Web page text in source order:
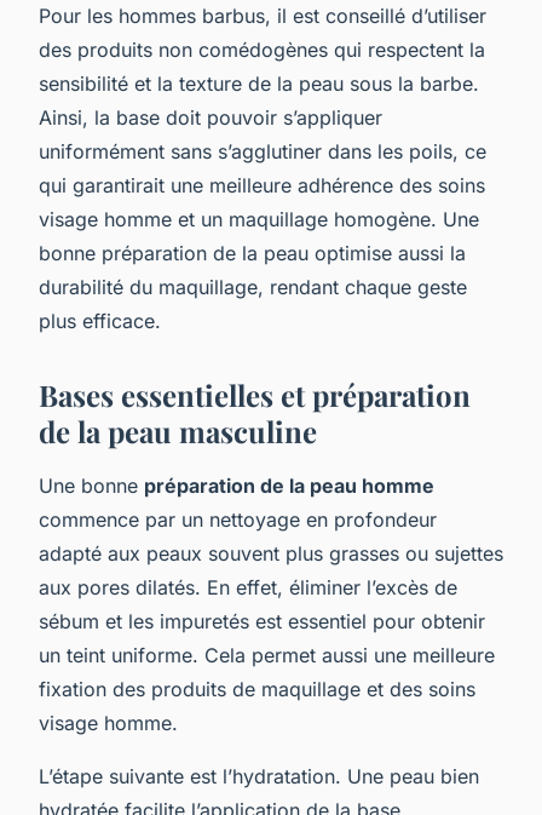
Pour les hommes barbus, il est conseillé d’utiliser
des produits non comédogènes qui respectent la
sensibilité et la texture de la peau sous la barbe.
Ainsi, la base doit pouvoir s’appliquer
uniformément sans s’agglutiner dans les poils, ce
qui garantirait une meilleure adhérence des soins
visage homme et un maquillage homogène. Une
bonne préparation de la peau optimise aussi la
durabilité du maquillage, rendant chaque geste
plus efficace.
Bases essentielles et préparation
de la peau masculine
Une bonne préparation de la peau homme
commence par un nettoyage en profondeur
adapté aux peaux souvent plus grasses ou sujettes
aux pores dilatés. En effet, éliminer l’excès de
sébum et les impuretés est essentiel pour obtenir
un teint uniforme. Cela permet aussi une meilleure
fixation des produits de maquillage et des soins
visage homme.
L’étape suivante est l’hydratation. Une peau bien
hydratée facilite l’application de la base